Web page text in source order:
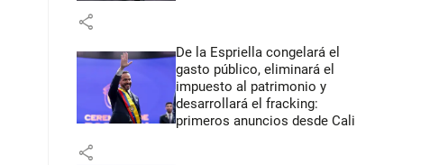
share
De la Espriella congelará el
gasto público, eliminará el
impuesto al patrimonio y
desarrollará el fracking:
primeros anuncios desde Cali
share